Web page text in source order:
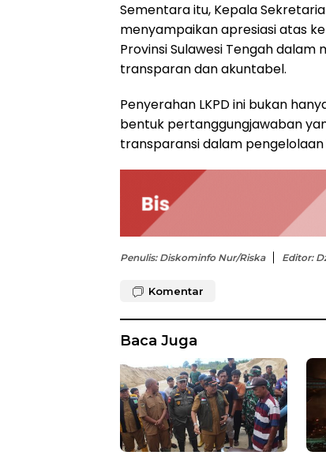
Sementara itu, Kepala
menyampaikan apresiasi atas
Provinsi Sulawesi Tengah
transparan dan akuntabel.
Penyerahan LKPD ini bukan
bentuk pertanggungjawaban
transparansi dalam
Penulis: Diskominfo Nur/Riska Editor:
Komentar
Baca Juga